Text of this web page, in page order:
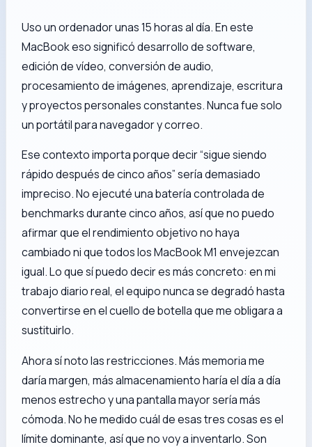
Uso un ordenador unas 15 horas al día. En este
MacBook eso significó desarrollo de software,
edición de vídeo, conversión de audio,
procesamiento de imágenes, aprendizaje, escritura
y proyectos personales constantes. Nunca fue solo
un portátil para navegador y correo.
Ese contexto importa porque decir “sigue siendo
rápido después de cinco años” sería demasiado
impreciso. No ejecuté una batería controlada de
benchmarks durante cinco años, así que no puedo
afirmar que el rendimiento objetivo no haya
cambiado ni que todos los MacBook M1 envejezcan
igual. Lo que sí puedo decir es más concreto: en mi
trabajo diario real, el equipo nunca se degradó hasta
convertirse en el cuello de botella que me obligara a
sustituirlo.
Ahora sí noto las restricciones. Más memoria me
daría margen, más almacenamiento haría el día a día
menos estrecho y una pantalla mayor sería más
cómoda. No he medido cuál de esas tres cosas es el
límite dominante, así que no voy a inventarlo. Son